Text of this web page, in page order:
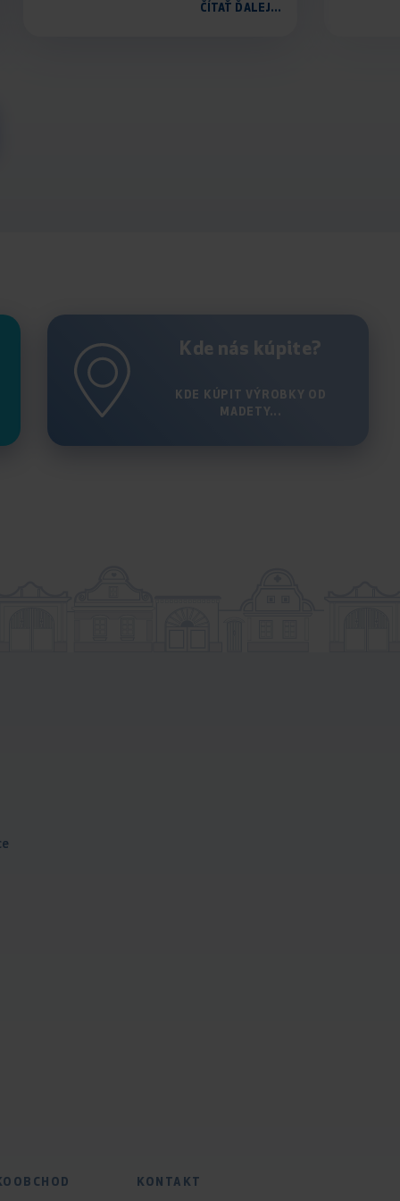
ČÍTAŤ ĎALEJ...
Kde nás kúpite?
KDE KÚPIT VÝROBKY OD
MADETY...
KONTAKT